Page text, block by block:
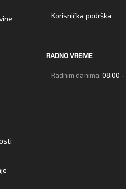
Korisnička podrška
RADNO VREME
Radnim danima: 08:00 -